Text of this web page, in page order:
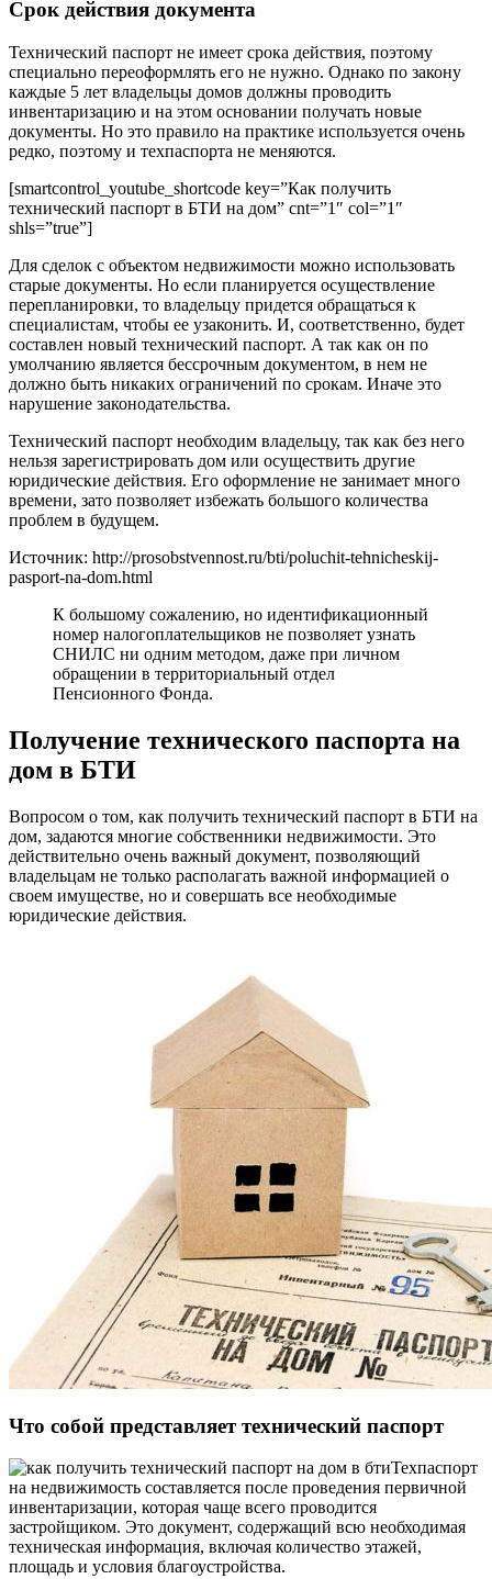
Срок действия документа
Технический паспорт не имеет срока действия, поэтому
специально переоформлять его не нужно. Однако по закону
каждые 5 лет владельцы домов должны проводить
инвентаризацию и на этом основании получать новые
документы. Но это правило на практике используется очень
редко, поэтому и техпаспорта не меняются.
[smartcontrol_youtube_shortcode key=”Как получить
технический паспорт в БТИ на дом” cnt=”1″ col=”1″
shls=”true”]
Для сделок с объектом недвижимости можно использовать
старые документы. Но если планируется осуществление
перепланировки, то владельцу придется обращаться к
специалистам, чтобы ее узаконить. И, соответственно, будет
составлен новый технический паспорт. А так как он по
умолчанию является бессрочным документом, в нем не
должно быть никаких ограничений по срокам. Иначе это
нарушение законодательства.
Технический паспорт необходим владельцу, так как без него
нельзя зарегистрировать дом или осуществить другие
юридические действия. Его оформление не занимает много
времени, зато позволяет избежать большого количества
проблем в будущем.
Источник: http://prosobstvennost.ru/bti/poluchit-tehnicheskij-
pasport-na-dom.html
К большому сожалению, но идентификационный
номер налогоплательщиков не позволяет узнать
СНИЛС ни одним методом, даже при личном
обращении в территориальный отдел
Пенсионного Фонда.
Получение технического паспорта на
дом в БТИ
Вопросом о том, как получить технический паспорт в БТИ на
дом, задаются многие собственники недвижимости. Это
действительно очень важный документ, позволяющий
владельцам не только располагать важной информацией о
своем имуществе, но и совершать все необходимые
юридические действия.
Что собой представляет технический паспорт
Техпаспорт
на недвижимость составляется после проведения первичной
инвентаризации, которая чаще всего проводится
застройщиком. Это документ, содержащий всю необходимая
техническая информация, включая количество этажей,
площадь и условия благоустройства.